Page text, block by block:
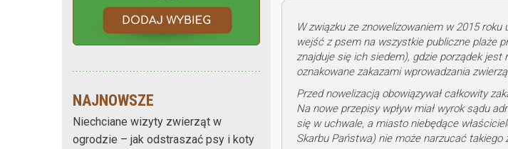
NAJNOWSZE
Niechciane wizyty zwierząt w
ogrodzie – jak odstraszać psy i koty
W związku ze znowelizowaniem w 2015
wejść z psem na wszystkie publiczne plaże
znajduje się ich siedem), gdzie porządek
oznakowane zakazami wprowadzania
Przed nowelizacją obowiązywał całkowity
Na nowe przepisy wpływ miał wyrok sądu
się w uchwale, a miasto niebędące
Skarbu Państwa) nie może narzucać takiego